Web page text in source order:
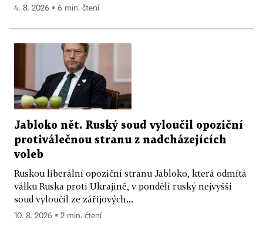
4. 8. 2026 ▪ 6 min. čtení
Jabloko nět. Ruský soud vyloučil opoziční
protiválečnou stranu z nadcházejících
voleb
Ruskou liberální opoziční stranu Jabloko, která odmítá
válku Ruska proti Ukrajině, v pondělí ruský nejvyšší
soud vyloučil ze zářijových...
10. 8. 2026 ▪ 2 min. čtení